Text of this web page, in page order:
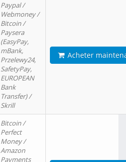
Paypal /
Webmoney /
Bitcoin /
Paysera
(EasyPay,
mBank,
Przelewy24,
SafetyPay,
EUROPEAN
Bank
Transfer) /
Skrill
Acheter
Bitcoin /
Perfect
Money /
Amazon
Payments